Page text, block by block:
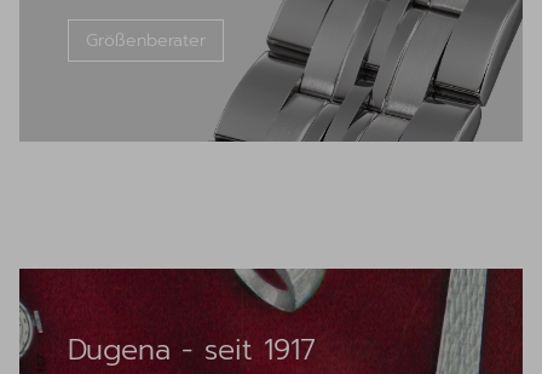
Größenberater
Dugena - seit 1917